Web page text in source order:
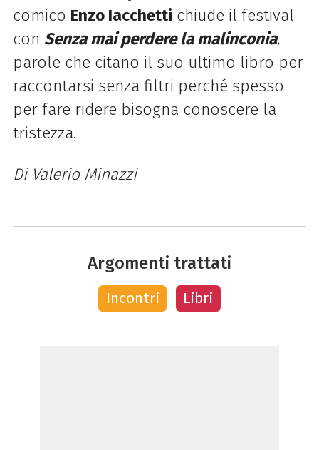
comico Enzo Iacchetti chiude il festival
con Senza mai perdere la malinconia,
parole che citano il suo ultimo libro per
raccontarsi senza filtri perché spesso
per fare ridere bisogna conoscere la
tristezza.
Di Valerio Minazzi
Argomenti trattati
Incontri Libri